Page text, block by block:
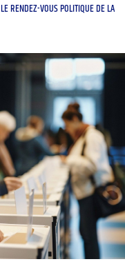
RENDEZ-VOUS POLITIQUE DE LA